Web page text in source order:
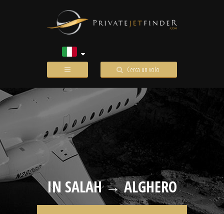
Cerca un volo
IN SALAH → ALGHERO